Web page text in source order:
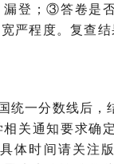
登；③答卷是
严程度。复查结
统一分数线后，
关通知要求确
体时间请关注